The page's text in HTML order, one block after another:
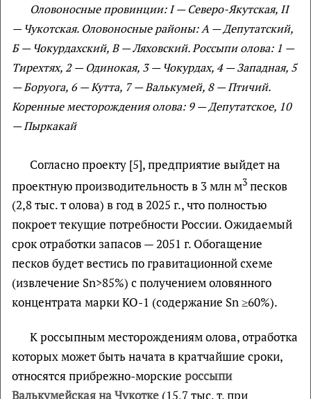
Оловоносные провинции:I— Северо-Якутская, II
— Чукотская. Оловоносные районы: А — Депутатский,
Б— Чокурдахский, В— Ляховский. Россыпи олова: 1 —
Тирехтях, 2— Одинокая, 3— Чокурдах, 4— Западная, 5
— Боруога, 6— Кутта, 7— Валькумей, 8— Птичий.
Коренные месторождения олова: 9— Депутатское, 10
— Пыркакай
Согласно проекту [5], предприятие выйдет на
проектную производительность в 3 млн м3 песков
(2,8 тыс. т олова) в год в 2025 г., что полностью
покроет текущие потребности России. Ожидаемый
срок отработки запасов — 2051 г. Обогащение
песков будет вестись по гравитационной схеме
(извлечение Sn>85%) с получением оловянного
концентрата марки КО-1 (содержание Sn ≥60%).
К россыпным месторождениям олова, отработка
которых может быть начата в кратчайшие сроки,
относятся прибрежно-морские россыпи
Валькумейская на Чукотке (15,7 тыс. т. при